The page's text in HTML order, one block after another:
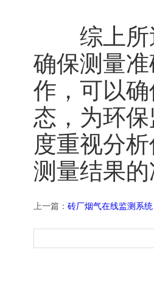
综上所述
确保测量
作，可以
态，为环
度重视分
测量结果
上一篇： 砖厂烟气在线监测系